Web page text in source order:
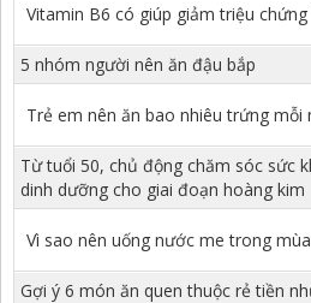
Vitamin B6 có giúp giảm triệu chứng
5 nhóm người nên ăn đậu bắp
Trẻ em nên ăn bao nhiêu trứng mỗi
Từ tuổi 50, chủ động chăm sóc sức
dinh dưỡng cho giai đoạn hoàng kim
Vì sao nên uống nước me trong
Gợi ý 6 món ăn quen thuộc rẻ tiền